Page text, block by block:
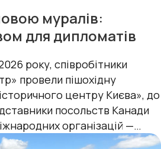
муралів:
для дипломатів
року, співробітники
провели пішохідну
центру Києва», до
посольств Канади
організацій —